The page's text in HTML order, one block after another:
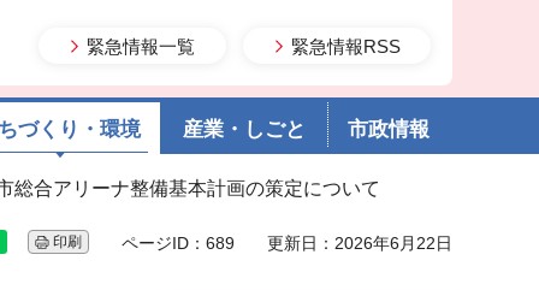
緊急情報一覧 緊急情報RSS
づくり・環境 産業・しごと 市政情報
総合アリーナ整備基本計画の策定について
印刷 ページID：689 更新日：2026年6月22日